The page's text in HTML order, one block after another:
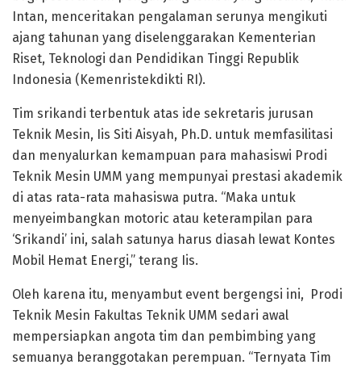
Intan, menceritakan pengalaman serunya mengikuti
ajang tahunan yang diselenggarakan Kementerian
Riset, Teknologi dan Pendidikan Tinggi Republik
Indonesia (Kemenristekdikti RI).
Tim srikandi terbentuk atas ide sekretaris jurusan
Teknik Mesin, Iis Siti Aisyah, Ph.D. untuk memfasilitasi
dan menyalurkan kemampuan para mahasiswi Prodi
Teknik Mesin UMM yang mempunyai prestasi akademik
di atas rata-rata mahasiswa putra. “Maka untuk
menyeimbangkan motoric atau keterampilan para
‘Srikandi’ ini, salah satunya harus diasah lewat Kontes
Mobil Hemat Energi,” terang Iis.
Oleh karena itu, menyambut event bergengsi ini, Prodi
Teknik Mesin Fakultas Teknik UMM sedari awal
mempersiapkan angota tim dan pembimbing yang
semuanya beranggotakan perempuan. “Ternyata Tim